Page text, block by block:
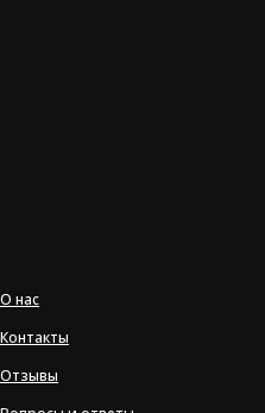
О нас
Контакты
Отзывы